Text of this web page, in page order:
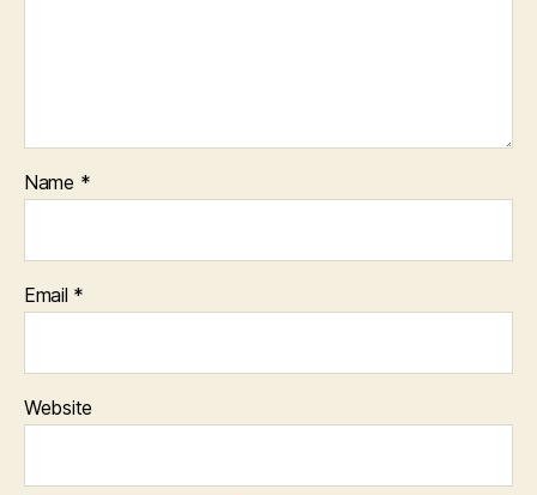
Name *
Email *
Website